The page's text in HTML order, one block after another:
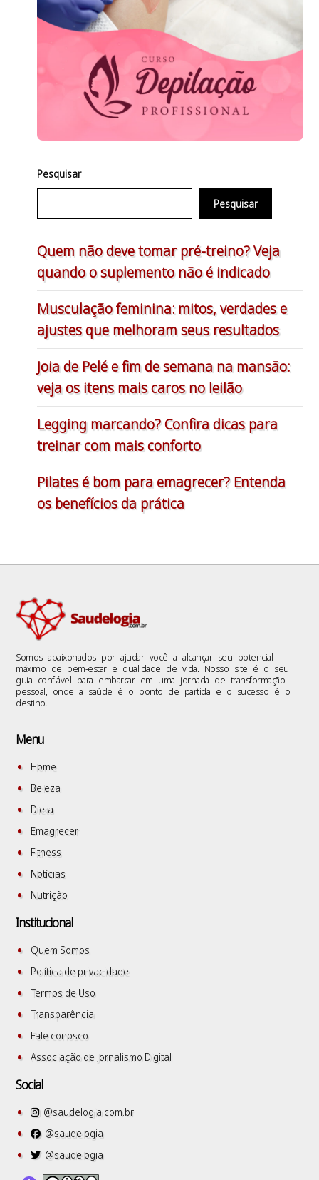
Pesquisar
Pesquisar
Quem não deve tomar pré-treino? Veja
quando o suplemento não é indicado
Musculação feminina: mitos, verdades e
ajustes que melhoram seus resultados
Joia de Pelé e fim de semana na mansão:
veja os itens mais caros no leilão
Legging marcando? Confira dicas para
treinar com mais conforto
Pilates é bom para emagrecer? Entenda
os benefícios da prática
Somos apaixonados por ajudar você a alcançar seu potencial
máximo de bem-estar e qualidade de vida. Nosso site é o seu
guia confiável para embarcar em uma jornada de transformação
pessoal, onde a saúde é o ponto de partida e o sucesso é o
destino.
Menu
Home
Beleza
Dieta
Emagrecer
Fitness
Notícias
Nutrição
Institucional
Quem Somos
Política de privacidade
Termos de Uso
Transparência
Fale conosco
Associação de Jornalismo Digital
Social
@saudelogia.com.br
@saudelogia
@saudelogia